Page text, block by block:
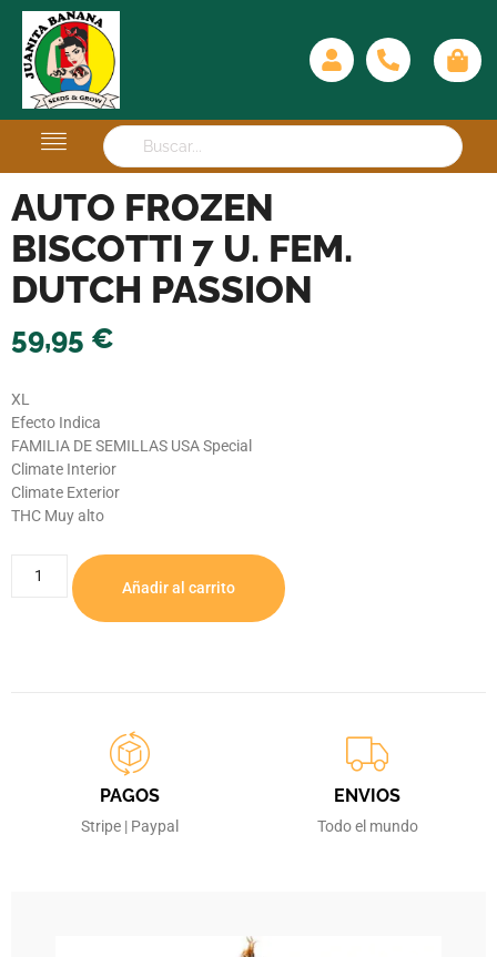
AUTO FROZEN
BISCOTTI 7 U. FEM.
DUTCH PASSION
59,95 €
XL
Efecto Indica
FAMILIA DE SEMILLAS USA Special
Climate Interior
Climate Exterior
THC Muy alto
Añadir al carrito
PAGOS
Stripe | Paypal
ENVIOS
Todo el mundo